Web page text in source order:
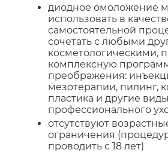
диодное омоложение
использовать в
самостоятельной
сочетать с любыми
косметологическими,
комплексную
преображения:
мезотерапии, пилинг,
пластика и другие виды
профессионального
отсутствуют
ограничения
проводить с 18 лет)